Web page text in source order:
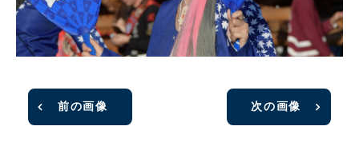
前の画像 次の画像